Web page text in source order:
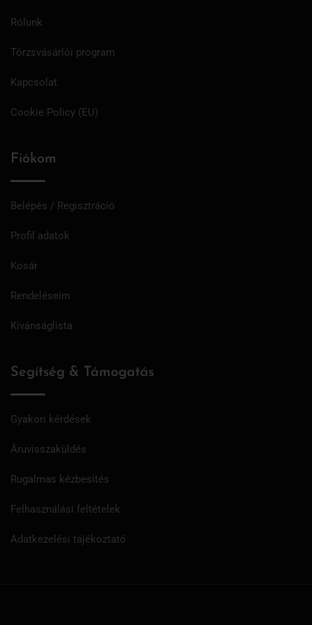
Rólunk
Törzsvásárlói program
Kapcsolat
Cookie Policy (EU)
Fiókom
Belépés / Regisztráció
Profil adatok
Kosár
Rendeléseim
Kívánságlista
Segítség & Támogatás
Gyakori kérdések
Áruvisszaküldés
Rugalmas kézbesítés
Felhasználási feltételek
Adatkezelési tájékoztató